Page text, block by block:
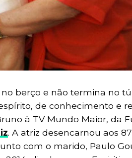
berço e não termina no
de conhecimento e
à TV Mundo Maior, da
. A atriz desencarnou aos
com o marido, Paulo